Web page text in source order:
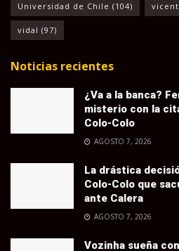
Universidad de Chile (104)
vidal (97)
Noticias recientes
¿Va a la banca?
misterio con la
Colo-Colo
AGOSTO 7, 2026
La drástica
Colo-Colo que
ante Calera
AGOSTO 7, 2026
Vozinha sueña